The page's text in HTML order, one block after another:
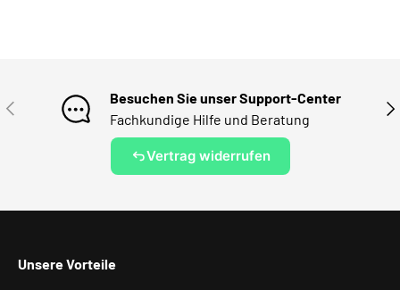
VORHERIGE
Besuchen Sie unser Support-Center
Fachkundige Hilfe und Beratung
Vertrag widerrufen
Unsere Vorteile